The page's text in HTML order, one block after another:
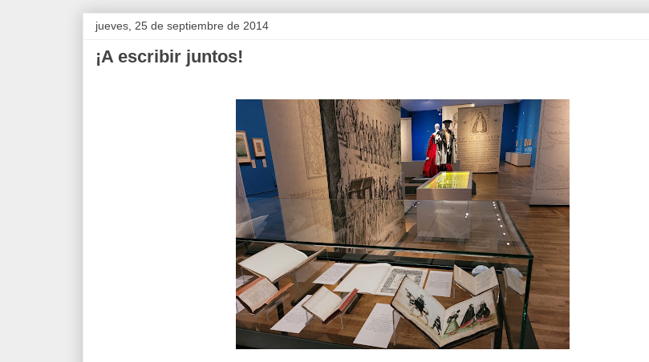
jueves, 25 de septiembre de 2014
¡A escribir juntos!